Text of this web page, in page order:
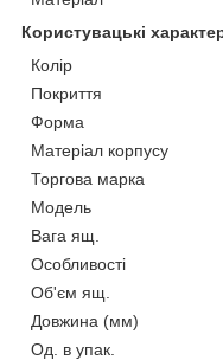
Користувацькі
Колір
Покриття
Форма
Матеріал корпусу
Торгова марка
Мoдель
Вага ящ.
Особливості
Об'єм ящ.
Довжина (мм)
Од. в упак.